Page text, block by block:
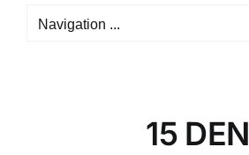
Navigation ...
15 DEN